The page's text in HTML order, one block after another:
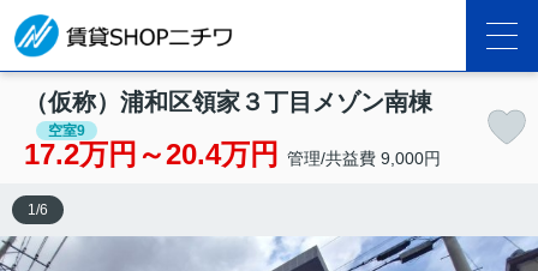
（仮称）浦和区領家３丁目メゾン南棟
空室9
17.2万円～20.4万円 管理/共益費 9,000円
1 /6